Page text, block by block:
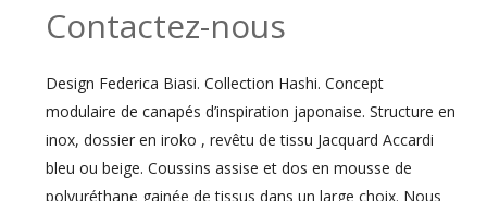
Contactez-nous
Design Federica Biasi. Collection Hashi. Concept
modulaire de canapés d’inspiration japonaise. Structure en
inox, dossier en iroko , revêtu de tissu Jacquard Accardi
bleu ou beige. Coussins assise et dos en mousse de
polyuréthane gainée de tissus dans un large choix. Nous